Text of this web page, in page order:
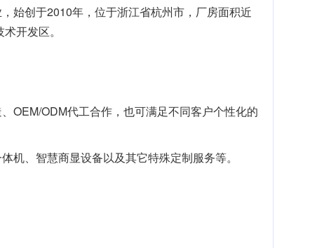
始创于2010年，位于浙江省杭州市，厂房面积近
开发区。
OEM/ODM代工合作，也可满足不同客户个性化的
、智慧商显设备以及其它特殊定制服务等。